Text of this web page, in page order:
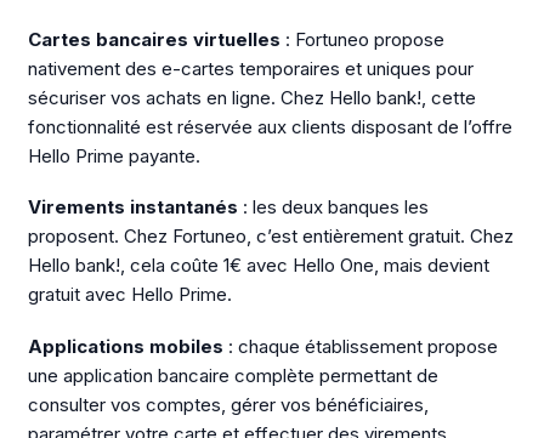
Cartes bancaires virtuelles : Fortuneo propose
nativement des e-cartes temporaires et uniques pour
sécuriser vos achats en ligne. Chez Hello bank!, cette
fonctionnalité est réservée aux clients disposant de l’offre
Hello Prime payante.
Virements instantanés : les deux banques les
proposent. Chez Fortuneo, c’est entièrement gratuit. Chez
Hello bank!, cela coûte 1€ avec Hello One, mais devient
gratuit avec Hello Prime.
Applications mobiles : chaque établissement propose
une application bancaire complète permettant de
consulter vos comptes, gérer vos bénéficiaires,